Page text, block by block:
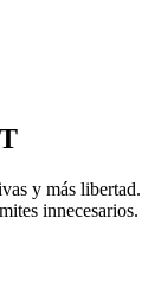
y más libertad.
innecesarios.